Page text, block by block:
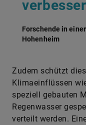
Hohenheim
Zudem schützt
speziell gebauten
Regenwasser
verteilt werden.
Aufständerung
Maschinen wie